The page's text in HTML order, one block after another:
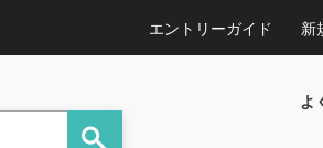
エントリーガイド 新
よ